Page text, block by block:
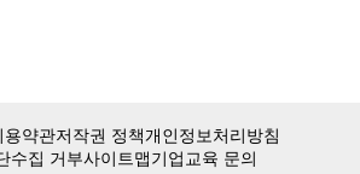
용약관저작권 정책개인정보처리방침
수집 거부사이트맵기업교육 문의